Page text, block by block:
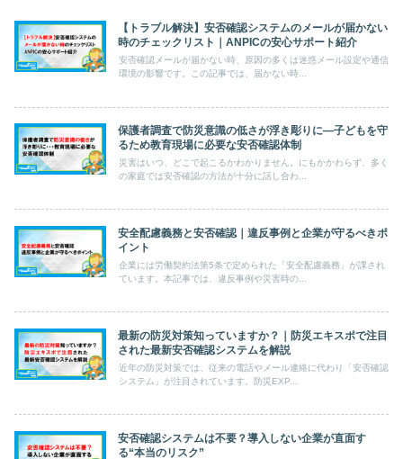
【トラブル解決】安否確認システムのメールが届かない
時のチェックリスト｜ANPICの安心サポート紹介
安否確認メールが届かない時、原因の多くは迷惑メール設定や通信
環境の影響です。この記事では、届かない時...
保護者調査で防災意識の低さが浮き彫りに―子どもを守
るため教育現場に必要な安否確認体制
災害はいつ、どこで起こるかわかりません。にもかかわらず、多く
の家庭では安否確認の方法が十分に話し合わ...
安全配慮義務と安否確認｜違反事例と企業が守るべきポ
イント
企業には労働契約法第5条で定められた「安全配慮義務」が課され
ています。本記事では、違反事例や災害時の...
最新の防災対策知っていますか？｜防災エキスポで注目
された最新安否確認システムを解説
近年の防災対策では、従来の電話やメール連絡に代わり「安否確認
システム」が注目されています。防災EXP...
安否確認システムは不要？導入しない企業が直面す
る“本当のリスク”